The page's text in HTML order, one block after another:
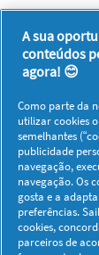
Sobre nós
Redes
A sua
conteúdos
agora! 😊
Como parte da
utilizar cookies
semelhantes
publicidade
navegação,
navegação. Os
gosta e a
preferências.
cookies,
parceiros de